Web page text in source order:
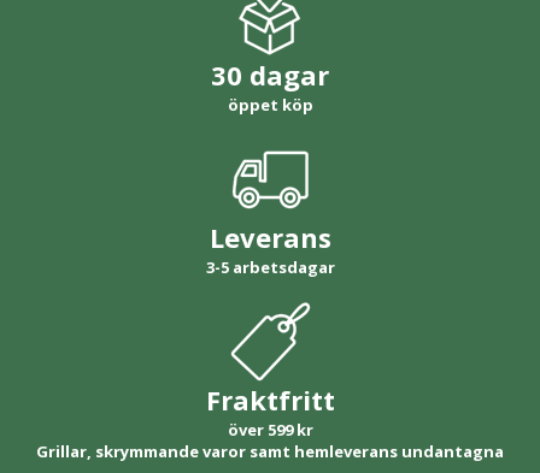
30 dagar
öppet köp
Leverans
3-5 arbetsdagar
Fraktfritt
över 599 kr
Grillar, skrymmande varor samt hemleverans undantagna